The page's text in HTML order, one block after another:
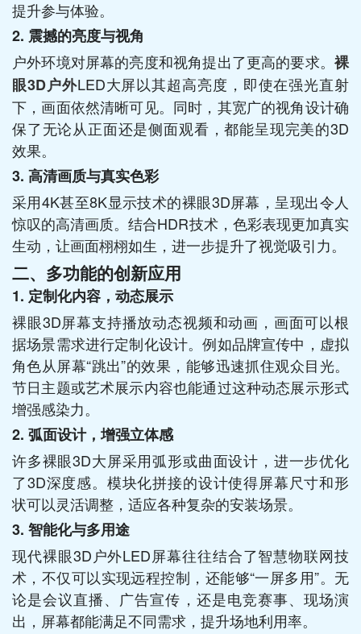
提升参与体验。
2. 震撼的亮度与视角
户外环境对屏幕的亮度和视角提出了更高的要求。 裸
眼3D户外LED大屏以其超高亮度，即使在强光直射
下，画面依然清晰可见。同时，其宽广的视角设计确
保了无论从正面还是侧面观看，都能呈现完美的3D
效果。
3. 高清画质与真实色彩
采用4K甚至8K显示技术的裸眼3D屏幕，呈现出令人
惊叹的高清画质。结合HDR技术，色彩表现更加真实
生动，让画面栩栩如生，进一步提升了视觉吸引力。
二、多功能的创新应用
1. 定制化内容，动态展示
裸眼3D屏幕支持播放动态视频和动画，画面可以根
据场景需求进行定制化设计。例如品牌宣传中，虚拟
角色从屏幕“跳出”的效果，能够迅速抓住观众目光。
节日主题或艺术展示内容也能通过这种动态展示形式
增强感染力。
2. 弧面设计，增强立体感
许多裸眼3D大屏采用弧形或曲面设计，进一步优化
了3D深度感。模块化拼接的设计使得屏幕尺寸和形
状可以灵活调整，适应各种复杂的安装场景。
3. 智能化与多用途
现代裸眼3D户外LED屏幕往往结合了智慧物联网技
术，不仅可以实现远程控制，还能够“一屏多用”。无
论是会议直播、广告宣传，还是电竞赛事、现场演
出，屏幕都能满足不同需求，提升场地利用率。